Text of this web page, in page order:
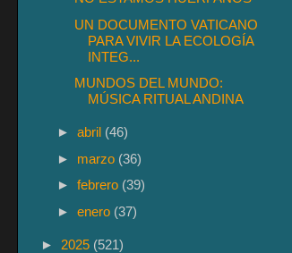
UN DOCUMENTO VATICANO
PARA VIVIR LA ECOLOGÍA
INTEG...
MUNDOS DEL MUNDO:
MÚSICA RITUAL ANDINA
►abril (46)
► marzo (36)
►febrero (39)
►enero (37)
► 2025 (521)